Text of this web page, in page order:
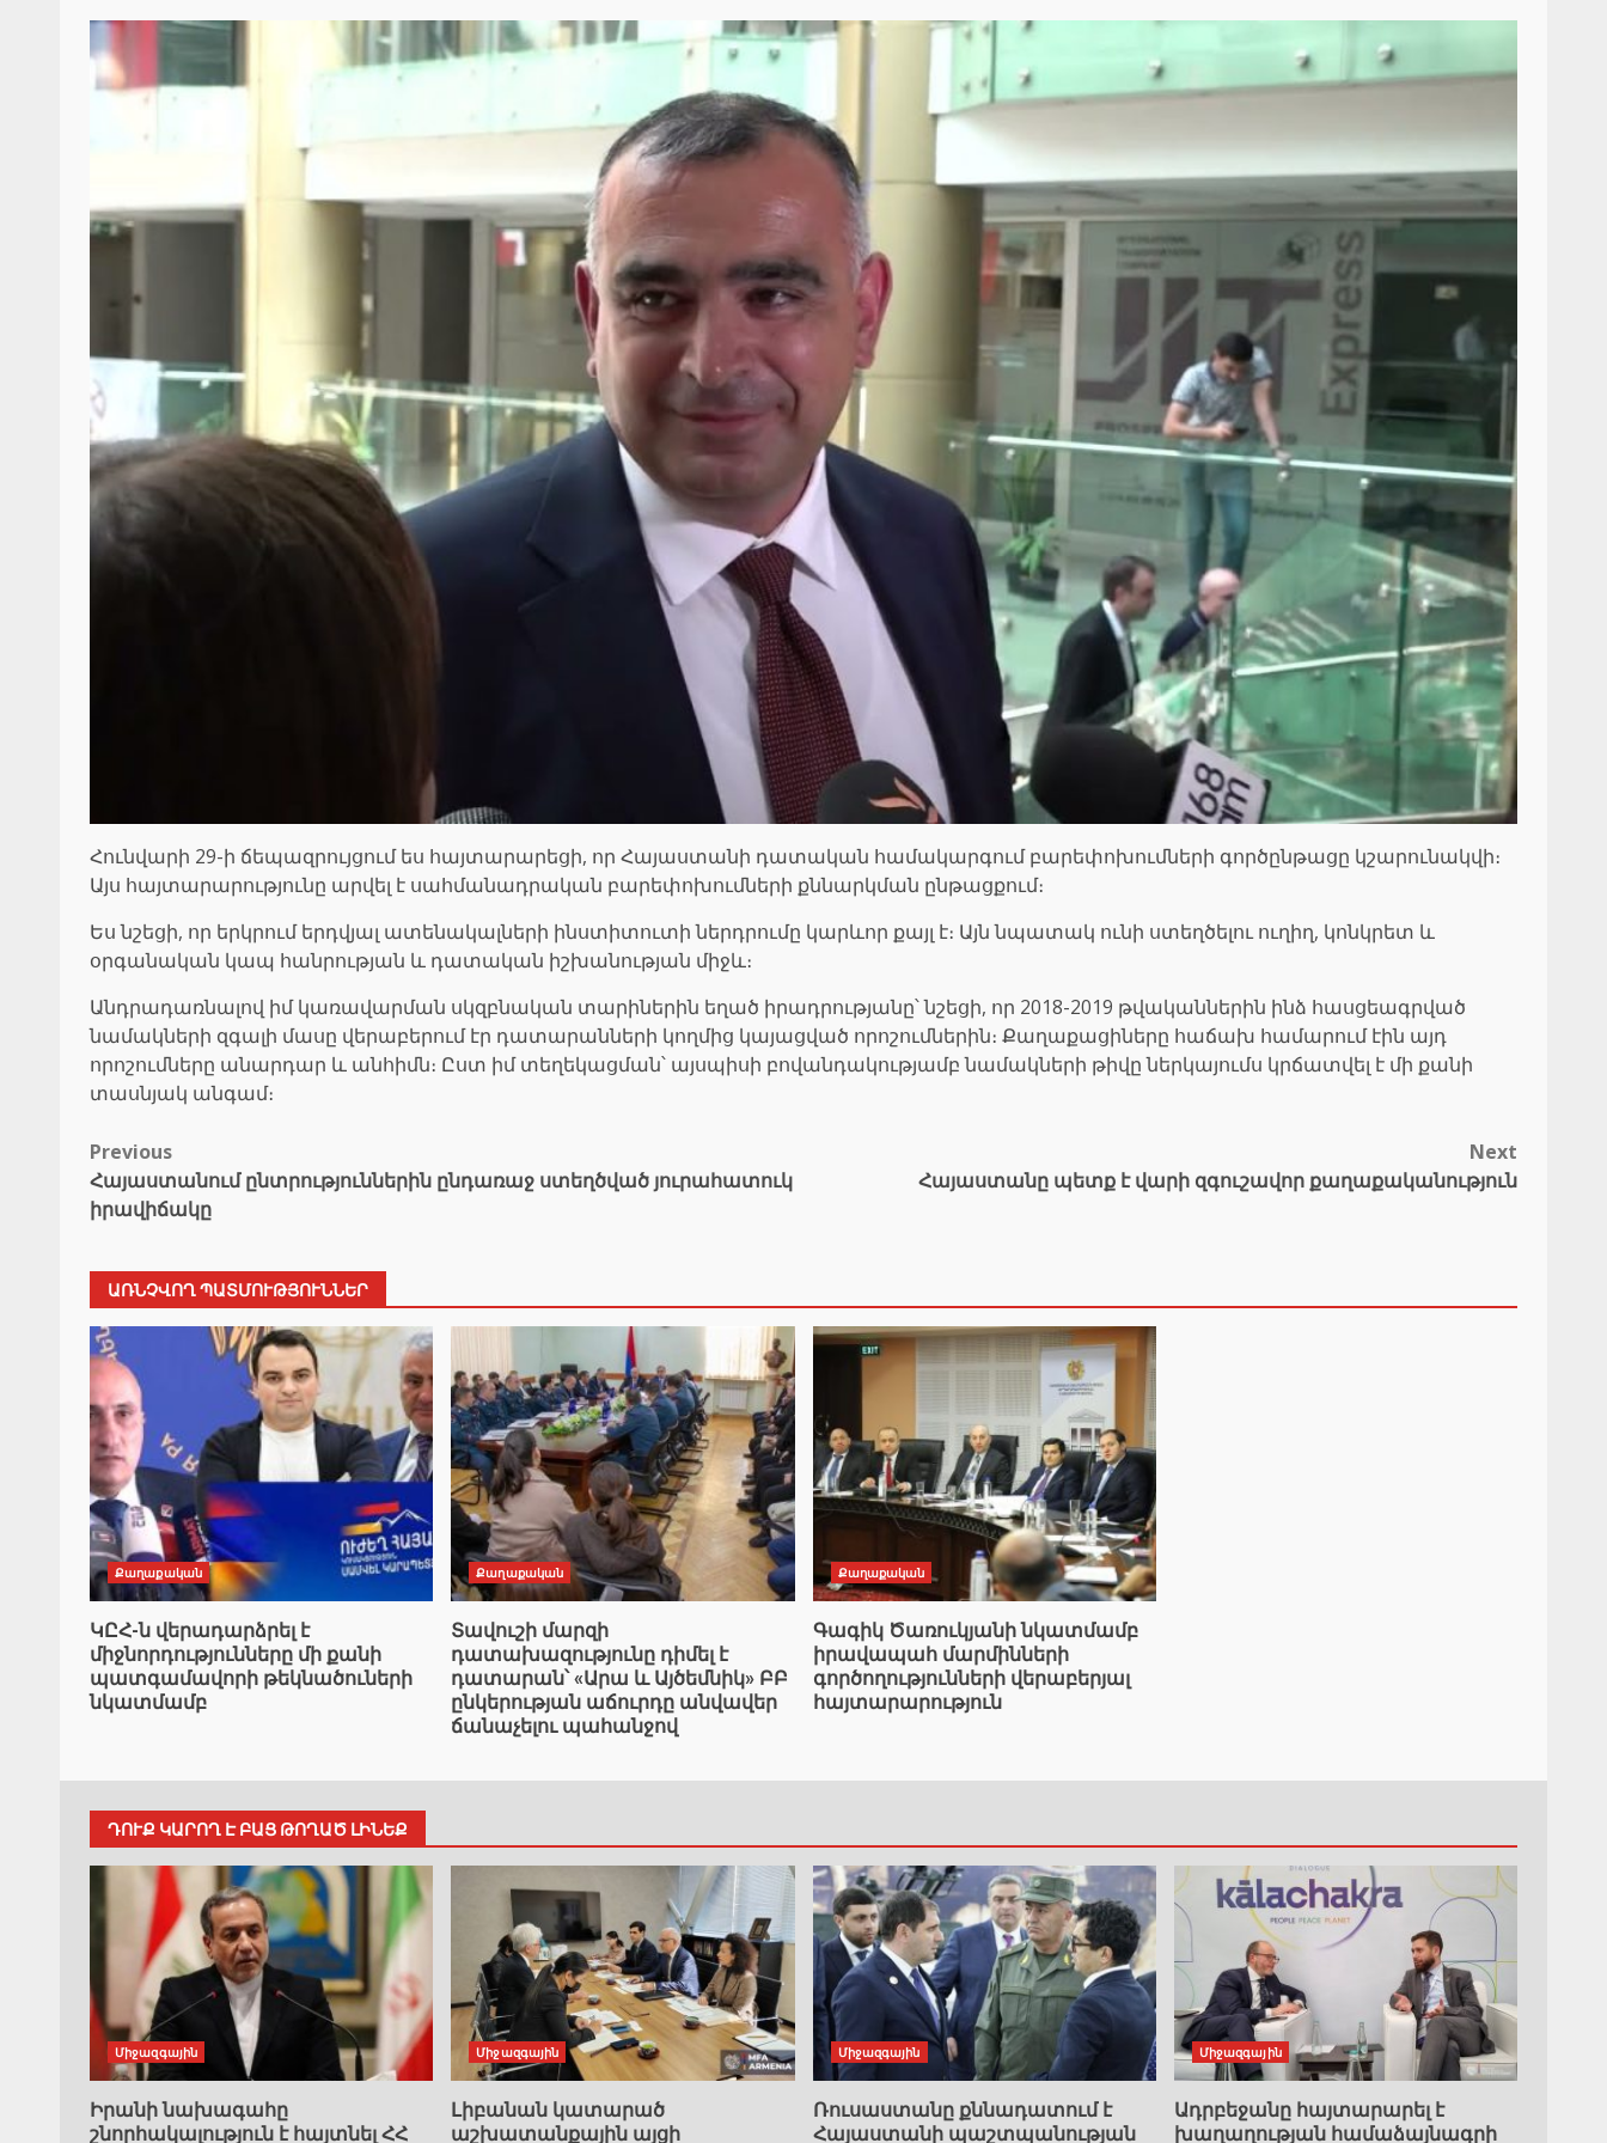
Հունվարի 29-ի ճեպազրույցում ես հայտարարեցի, որ Հայաստանի դատական համակարգում բարեփոխումների գործընթացը կշարունակվի։
Այս հայտարարությունը արվել է սահմանադրական բարեփոխումների քննարկման ընթացքում։
Ես նշեցի, որ երկրում երդվյալ ատենակալների ինստիտուտի ներդրումը կարևոր քայլ է։ Այն նպատակ ունի ստեղծելու ուղիղ, կոնկրետ և
օրգանական կապ հանրության և դատական իշխանության միջև։
Անդրադառնալով իմ կառավարման սկզբնական տարիներին եղած իրադրությանը՝ նշեցի, որ 2018-2019 թվականներին ինձ հասցեագրված
նամակների զգալի մասը վերաբերում էր դատարանների կողմից կայացված որոշումներին։ Քաղաքացիները հաճախ համարում էին այդ
որոշումները անարդար և անհիմն։ Ըստ իմ տեղեկացման՝ այսպիսի բովանդակությամբ նամակների թիվը ներկայումս կրճատվել է մի քանի
տասնյակ անգամ։
Post
navigation
Previous
Հայաստանում ընտրություններին ընդառաջ ստեղծված յուրահատուկ
իրավիճակը
Next
Հայաստանը պետք է վարի զգուշավոր քաղաքականություն
ԱՌՆՉՎՈՂ ՊԱՏՄՈՒԹՅՈՒՆՆԵՐ
Քաղաքական
ԿԸՀ-ն վերադարձրել է
միջնորդությունները մի քանի
պատգամավորի թեկնածուների
նկատմամբ
Քաղաքական
Տավուշի մարզի
դատախազությունը դիմել է
դատարան՝ «Արա և Այծեմնիկ» ԲԲ
ընկերության աճուրդը անվավեր
ճանաչելու պահանջով
Քաղաքական
Գագիկ Ծառուկյանի նկատմամբ
իրավապահ մարմինների
գործողությունների վերաբերյալ
հայտարարություն
ԴՈՒՔ ԿԱՐՈՂ Է ԲԱՑ ԹՈՂԱԾ ԼԻՆԵՔ
Միջազգային
Իրանի նախագահը
շնորհակալություն է հայտնել ՀՀ
Միջազգային
Լիբանան կատարած
աշխատանքային այցի
Միջազգային
Ռուսաստանը քննադատում է
Հայաստանի պաշտպանության
Միջազգային
Ադրբեջանը հայտարարել է
խաղաղության համաձայնագրի